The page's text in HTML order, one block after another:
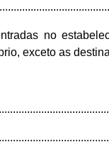
no
exceto as